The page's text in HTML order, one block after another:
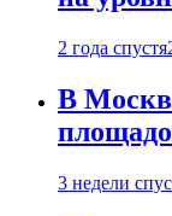
2 года спустя
В
3 недели